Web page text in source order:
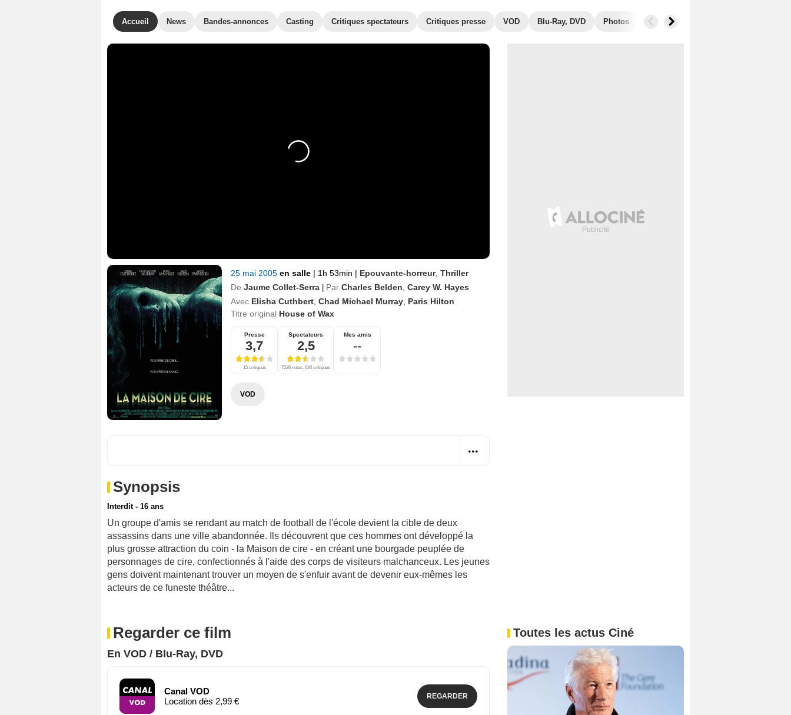
Accueil News Bandes-annonces Casting Critiques spectateurs Critiques presse VOD Blu-Ray, DVD Photos Musique
25 mai 2005 en salle | 1h 53min | Epouvante-horreur, Thriller
De Jaume Collet-Serra | Par Charles Belden Carey W. Hayes
Avec Elisha Cuthbert Chad Michael Murray Paris Hilton
Titre original House of Wax
Presse
3,7
15 critiques
Spectateurs
2,5
7236 notes, 634 critiques
Mes amis
--
VOD
Synopsis
Interdit - 16 ans
Un groupe d'amis se rendant au match de football de l'école devient la cible de deux
assassins dans une ville abandonnée. Ils découvrent que ces hommes ont développé la
plus grosse attraction du coin - la Maison de cire - en créant une bourgade peuplée de
personnages de cire, confectionnés à l'aide des corps de visiteurs malchanceux. Les jeunes
gens doivent maintenant trouver un moyen de s'enfuir avant de devenir eux-mêmes les
acteurs de ce funeste théâtre...
Regarder ce film
En VOD / Blu-Ray, DVD
Canal VOD
Location dès 2,99 €
REGARDER
Toutes les actus Ciné